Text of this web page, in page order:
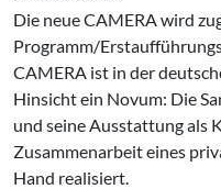
Die neue CAMERA wird
Programm/
CAMERA ist in der
Hinsicht ein Novum: Die
und seine Ausstattung als
Zusammenarbeit eines
Hand realisiert.